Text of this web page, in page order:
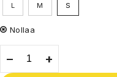
L M S
Nollaa